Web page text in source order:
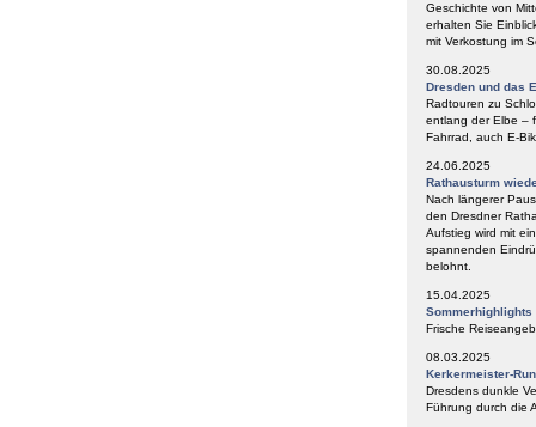
Geschichte von
erhalten Sie
mit Verkostung im
30.08.2025
Dresden und das
Radtouren zu
entlang der Elbe –
Fahrrad, auch E-
24.06.2025
Rathausturm
Nach längerer
den Dresdner
Aufstieg wird mit
spannenden
belohnt.
15.04.2025
Sommerhighlights
Frische
08.03.2025
Kerkermeister-
Dresdens dunkle
Führung durch die